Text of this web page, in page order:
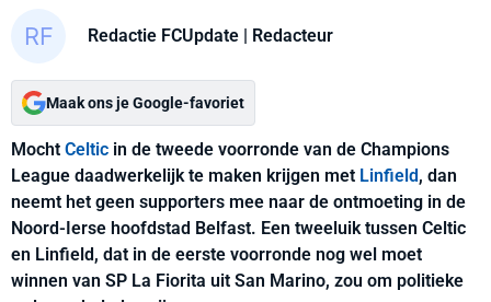
Redactie FCUpdate | Redacteur
Maak ons je Google-favoriet
Mocht Celtic in de tweede voorronde van de Champions
League daadwerkelijk te maken krijgen met Linfield, dan
neemt het geen supporters mee naar de ontmoeting in de
Noord-Ierse hoofdstad Belfast. Een tweeluik tussen Celtic
en Linfield, dat in de eerste voorronde nog wel moet
winnen van SP La Fiorita uit San Marino, zou om politieke